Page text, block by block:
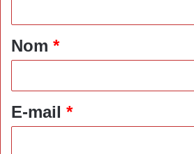
a
i
*
Nom *
E-mail *